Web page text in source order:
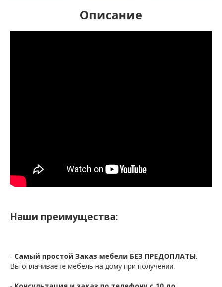
Описание
Наши преимущества:
- Самый простой Заказ мебели БЕЗ ПРЕДОПЛАТЫ.
Вы оплачиваете мебель на дому при получении.